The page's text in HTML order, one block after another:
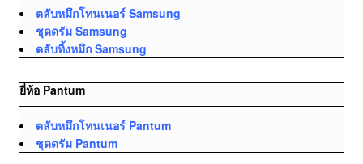
ตลับหมึกโทนเนอร์ Samsung
ชุดดรัม Samsung
ตลับทิ้งหมึก Samsung
ยี่ห้อ Pantum
ตลับหมึกโทนเนอร์ Pantum
ชุดดรัม Pantum